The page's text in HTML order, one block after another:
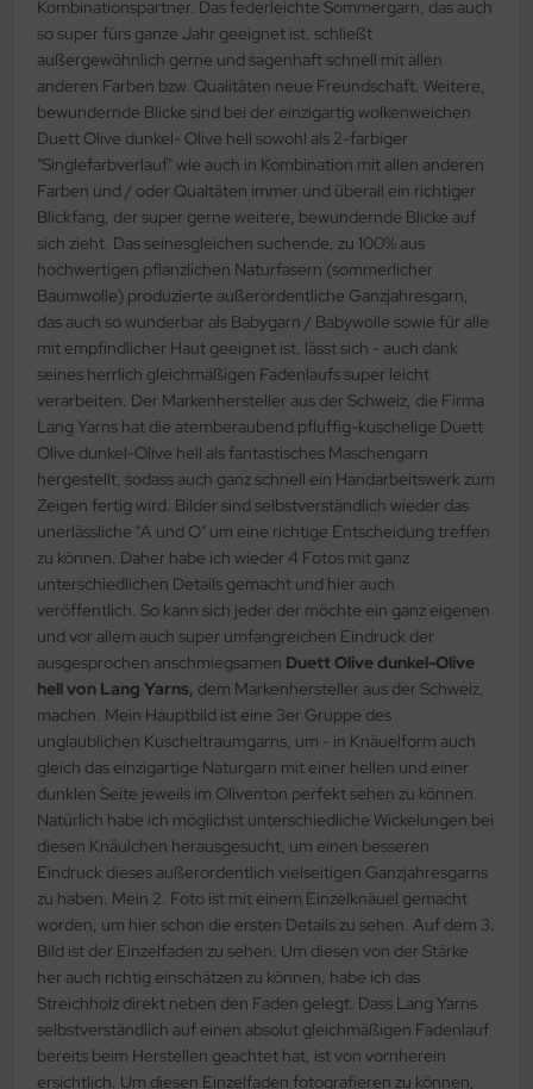
Kombinationspartner. Das federleichte Sommergarn, das auch
so super fürs ganze Jahr geeignet ist, schließt
außergewöhnlich gerne und sagenhaft schnell mit allen
anderen Farben bzw. Qualitäten neue Freundschaft. Weitere,
bewundernde Blicke sind bei der einzigartig wolkenweichen
Duett Olive dunkel- Olive hell sowohl als 2-farbiger
"Singlefarbverlauf" wie auch in Kombination mit allen anderen
Farben und / oder Qualtäten immer und überall ein richtiger
Blickfang, der super gerne weitere, bewundernde Blicke auf
sich zieht. Das seinesgleichen suchende, zu 100% aus
hochwertigen pflanzlichen Naturfasern (sommerlicher
Baumwolle) produzierte außerordentliche Ganzjahresgarn,
das auch so wunderbar als Babygarn / Babywolle sowie für alle
mit empfindlicher Haut geeignet ist, lässt sich - auch dank
seines herrlich gleichmäßigen Fadenlaufs super leicht
verarbeiten. Der Markenhersteller aus der Schweiz, die Firma
Lang Yarns hat die atemberaubend pfluffig-kuschelige Duett
Olive dunkel-Olive hell als fantastisches Maschengarn
hergestellt, sodass auch ganz schnell ein Handarbeitswerk zum
Zeigen fertig wird. Bilder sind selbstverständlich wieder das
unerlässliche "A und O" um eine richtige Entscheidung treffen
zu können. Daher habe ich wieder 4 Fotos mit ganz
unterschiedlichen Details gemacht und hier auch
veröffentlich. So kann sich jeder der möchte ein ganz eigenen
und vor allem auch super umfangreichen Eindruck der
ausgesprochen anschmiegsamen Duett Olive dunkel-Olive
hell von Lang Yarns, dem Markenhersteller aus der Schweiz,
machen. Mein Hauptbild ist eine 3er Gruppe des
unglaublichen Kuscheltraumgarns, um - in Knäuelform auch
gleich das einzigartige Naturgarn mit einer hellen und einer
dunklen Seite jeweils im Oliventon perfekt sehen zu können.
Natürlich habe ich möglichst unterschiedliche Wickelungen bei
diesen Knäulchen herausgesucht, um einen besseren
Eindruck dieses außerordentlich vielseitigen Ganzjahresgarns
zu haben. Mein 2. Foto ist mit einem Einzelknäuel gemacht
worden, um hier schon die ersten Details zu sehen. Auf dem 3.
Bild ist der Einzelfaden zu sehen. Um diesen von der Stärke
her auch richtig einschätzen zu können, habe ich das
Streichholz direkt neben den Faden gelegt. Dass Lang Yarns
selbstverständlich auf einen absolut gleichmäßigen Fadenlauf
bereits beim Herstellen geachtet hat, ist von vornherein
ersichtlich. Um diesen Einzelfaden fotografieren zu können,